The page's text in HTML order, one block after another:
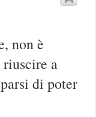
non è
riuscire a
di poter